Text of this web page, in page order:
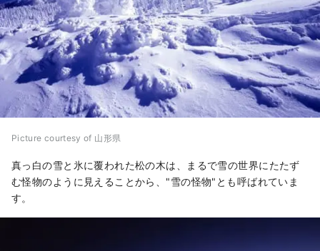
Picture courtesy of 山形県
真っ白の雪と氷に覆われた松の木は、まるで雪の世界にたたず
む怪物のように見えることから、"雪の怪物"とも呼ばれていま
す。